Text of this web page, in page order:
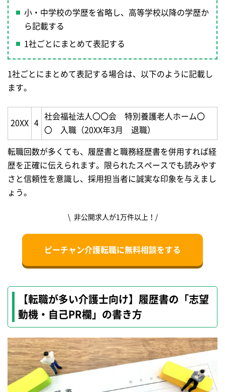
小・中学校の学歴を省略し、高等学校以降の学歴か
ら記載する
1社ごとにまとめて表記する
1社ごとにまとめて表記する場合は、以下のように記載し
ます。
20XX 4
社会福祉法人〇〇会 特別養護老人ホーム〇
〇 入職（20XX年3月 退職）
転職回数が多くても、履歴書と職務経歴書を併用すれば経
歴を正確に伝えられます。限られたスペースでも読みやす
さと信頼性を意識し、採用担当者に誠実な印象を与えまし
ょう。
\ 非公開求人が1万件以上！/
ピーチャン介護転職に無料相談をする
【転職が多い介護士向け】履歴書の「志望
動機・自己PR欄」の書き方